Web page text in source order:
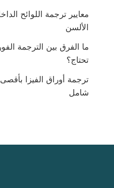
معايير ترجمة اللوائح
الألسن
ما الفرق بين الترجمة
تحتاج؟
ترجمة أوراق الفيزا
شامل